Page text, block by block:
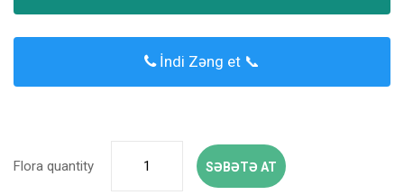
İndi Zəng et 📞
Flora quantity SƏBƏTƏ AT